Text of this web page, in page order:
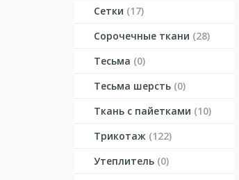
Сетки (17)
Сорочечные ткани (28)
Тесьма (0)
Тесьма шерсть (0)
Ткань с пайетками (10)
Трикотаж (122)
Утеплитель (0)